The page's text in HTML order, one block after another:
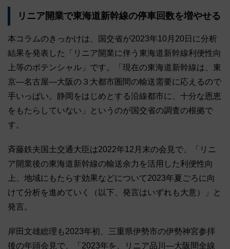
リニア開業で東海道新幹線の停車回数を増やせる
本コラムのきっかけは、国交省が2023年10月20日に分析
結果を発表した「リニア開業に伴う東海道新幹線利便性向
上等のポテンシャル」です。「現在の東海道新幹線は、東
京―名古屋―大阪の３大都市圏間の輸送需要に応えるので
手いっぱい。静岡をはじめとする沿線都市に、十分な恩恵
をもたらしていない」というのが国交省の調査の根拠で
す。
斉藤鉄夫国土交通大臣は2022年12月末の会見で、「リニ
ア開業後の東海道新幹線の輸送余力を活用した利便性向
上、地域にもたらす効果などについて2023年夏ごろに向
けて分析を進めていく（以下、発言はいずれも大意）」と
発言。
岸田文雄総理も2023年初、三重県伊勢市の伊勢神宮参拝
後の年頭会見で、「2023年を、リニア品川―大阪間全線